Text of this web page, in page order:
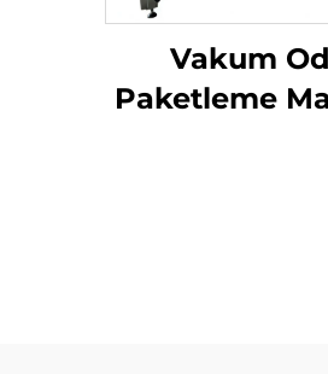
Vakum
Paketleme